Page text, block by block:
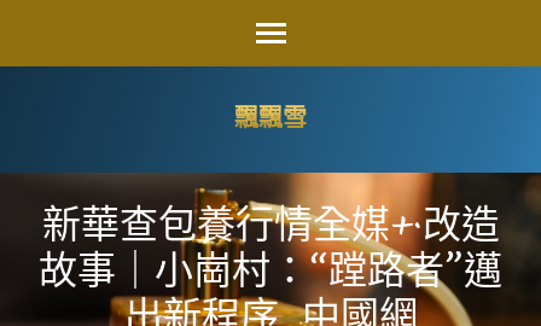
飄飄雪
新華查包養行情全媒+·改造
故事｜小崗村：“蹚路者”邁